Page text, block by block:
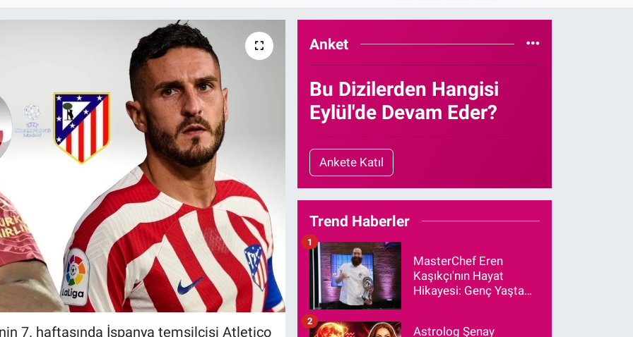
7. haftasında İspanya temsilcisi Atletico
Anket
Bu Dizilerden Hangisi
Eylül'de Devam Eder?
Ankete Katıl
Trend Haberler
MasterChef Eren
Kaşıkçı'nın Hayat
Hikayesi: Genç Yaşta
1
Astrolog Şenay
2